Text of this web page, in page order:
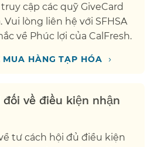
cập các quỹ GiveCard
lòng liên hệ với SFHSA
về Phúc lợi của CalFresh.​​
MUA HÀNG TẠP HÓA​​ ›
về điều kiện nhận
tư cách hội đủ điều kiện